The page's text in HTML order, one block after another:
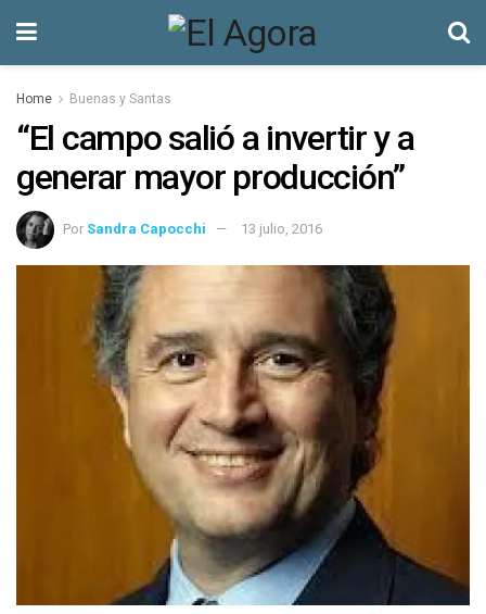
Home Buenas y Santas
“El campo salió a invertir y a
generar mayor producción”
Por Sandra Capocchi 13 julio, 2016